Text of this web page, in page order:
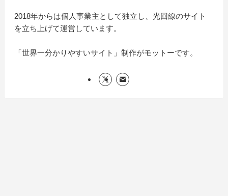
2018年からは個人事業主として独立し、光回線のサイト
を立ち上げて運営しています。
「世界一分かりやすいサイト」制作がモットーです。